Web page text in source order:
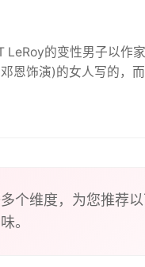
的变性男子以作
恩饰演)的女人写的，
个维度，为您推荐
。